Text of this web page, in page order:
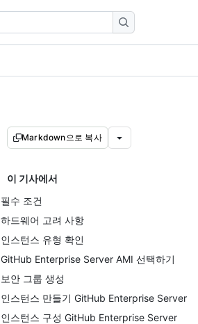
Markdown으로 복사
이 기사에서
필수 조건
하드웨어 고려 사항
인스턴스 유형 확인
GitHub Enterprise Server AMI 선택하기
보안 그룹 생성
인스턴스 만들기 GitHub Enterprise Server
인스턴스 구성 GitHub Enterprise Server